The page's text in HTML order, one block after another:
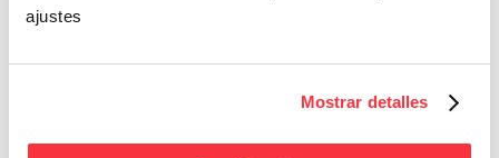
ajustes
Mostrar detalles